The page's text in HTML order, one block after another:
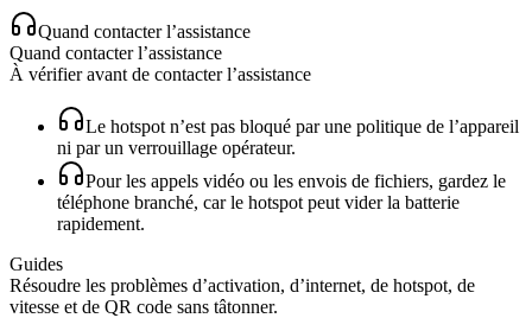
Quand contacter l’assistance
Quand contacter l’assistance
À vérifier avant de contacter l’assistance
Le hotspot n’est pas bloqué par une politique de l’appareil
ni par un verrouillage opérateur.
Pour les appels vidéo ou les envois de fichiers, gardez le
téléphone branché, car le hotspot peut vider la batterie
rapidement.
Guides
Résoudre les problèmes d’activation, d’internet, de hotspot, de
vitesse et de QR code sans tâtonner.